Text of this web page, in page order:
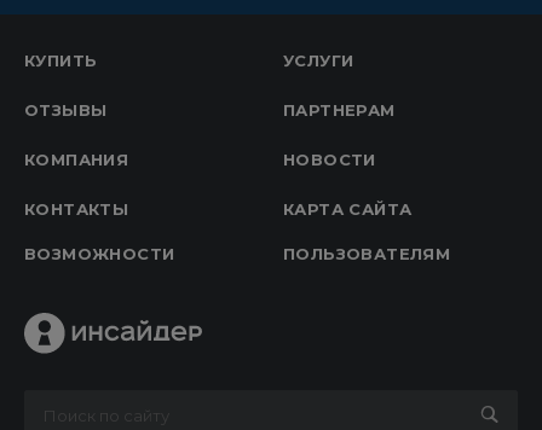
КУПИТЬ УСЛУГИ
ОТЗЫВЫ ПАРТНЕРАМ
КОМПАНИЯ НОВОСТИ
КОНТАКТЫ КАРТА САЙТА
ВОЗМОЖНОСТИ ПОЛЬЗОВАТЕЛЯМ